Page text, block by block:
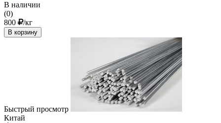
В наличии
(0)
800
/кг
В корзину
Быстрый просмотр
Китай